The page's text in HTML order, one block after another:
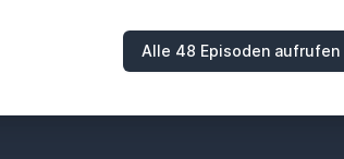
Alle 48 Episoden aufrufen